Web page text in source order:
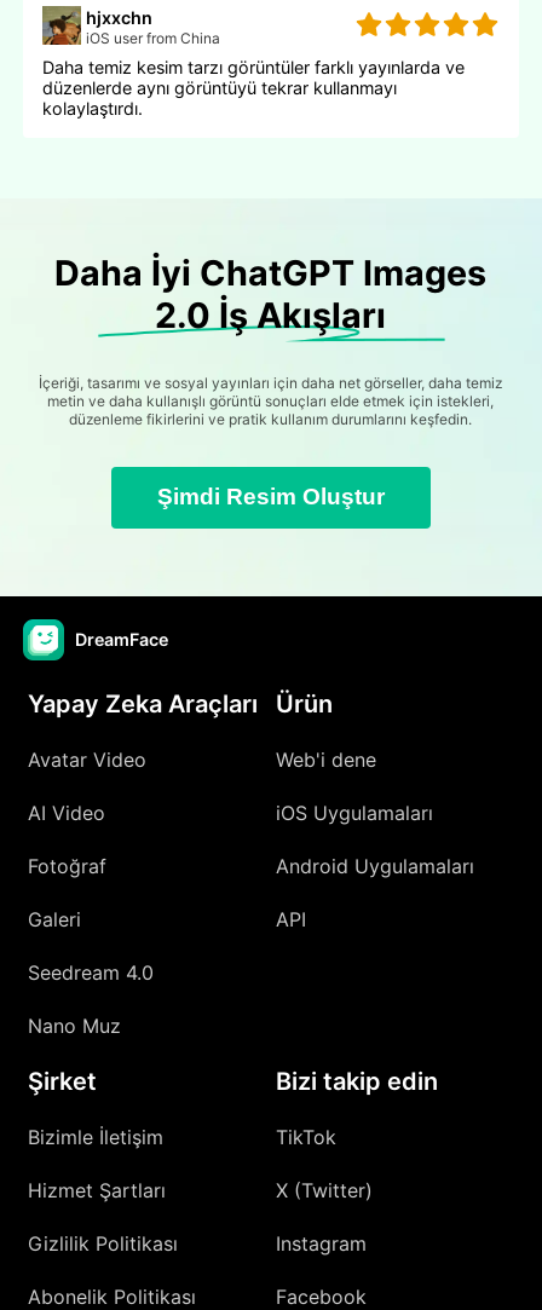
hjxxchn
iOS user from China
Daha temiz kesim tarzı görüntüler farklı yayınlarda ve
düzenlerde aynı görüntüyü tekrar kullanmayı
kolaylaştırdı.
Daha İyi ChatGPT Images
2.0 İş Akışları
İçeriği, tasarımı ve sosyal yayınları için daha net görseller, daha temiz
metin ve daha kullanışlı görüntü sonuçları elde etmek için istekleri,
düzenleme fikirlerini ve pratik kullanım durumlarını keşfedin.
Şimdi Resim Oluştur
DreamFace
Yapay Zeka Araçları
Avatar Video
AI Video
Fotoğraf
Galeri
Seedream 4.0
Nano Muz
Ürün
Web'i dene
iOS Uygulamaları
Android Uygulamaları
API
Şirket
Bizimle İletişim
Hizmet Şartları
Gizlilik Politikası
Abonelik Politikası
Bizi takip edin
TikTok
X (Twitter)
Instagram
Facebook